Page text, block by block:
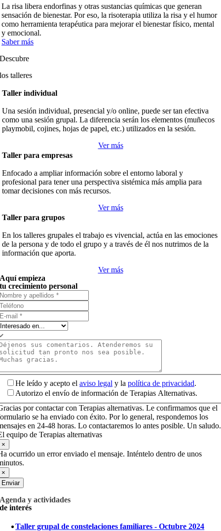
La risa libera endorfinas y otras sustancias químicas que generan
sensación de bienestar. Por eso, la risoterapia utiliza la risa y el humor
como herramienta terapéutica para mejorar el bienestar físico, mental
y emocional.
Saber más
Descubre
los talleres
Taller individual
Una sesión individual, presencial y/o online, puede ser tan efectiva
como una sesión grupal. La diferencia serán los elementos (muñecos
playmobil, cojines, hojas de papel, etc.) utilizados en la sesión.
Ver más
Taller para empresas
Enfocado a ampliar información sobre el entorno laboral y
profesional para tener una perspectiva sistémica más amplia para
tomar decisiones con más recursos.
Ver más
Taller para grupos
En los talleres grupales el trabajo es vivencial, actúa en las emociones
de la persona y de todo el grupo y a través de él nos nutrimos de la
información que aporta.
Ver más
Aquí empieza
tu crecimiento personal
He leído y acepto el aviso legal y la política de privacidad.
Autorizo el envío de información de Terapias Alternativas.
por contactar con Terapias alternativas. Le confirmamos que el
se ha enviado con éxito. Por lo general, respondemos los
en 24-48 horas. Lo contactaremos lo antes posible. Un saludo.
equipo de Terapias alternativas
×
ocurrido un error enviado el mensaje. Inténtelo dentro de unos
×
Enviar
Agenda y actividades
de interés
Taller grupal de constelaciones familiares - Octubre 2024